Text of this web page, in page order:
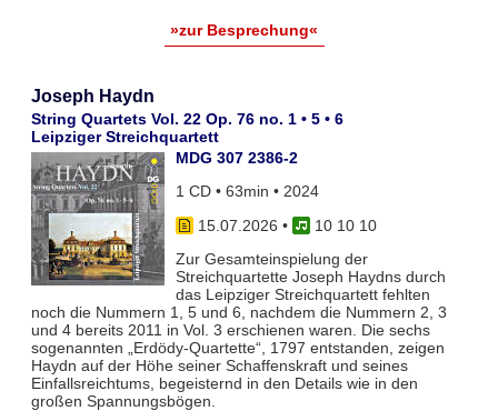
»zur Besprechung«
Joseph Haydn
String Quartets Vol. 22 Op. 76 no. 1 • 5 • 6
Leipziger Streichquartett
MDG 307 2386-2
1 CD • 63min • 2024
15.07.2026 •
10 10 10
Zur Gesamteinspielung der
Streichquartette Joseph Haydns durch
das Leipziger Streichquartett fehlten
noch die Nummern 1, 5 und 6, nachdem die Nummern 2, 3
und 4 bereits 2011 in Vol. 3 erschienen waren. Die sechs
sogenannten „Erdödy-Quartette“, 1797 entstanden, zeigen
Haydn auf der Höhe seiner Schaffenskraft und seines
Einfallsreichtums, begeisternd in den Details wie in den
großen Spannungsbögen.